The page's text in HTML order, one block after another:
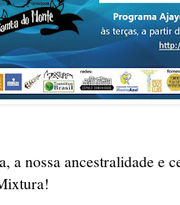
a nossa ancestralidade e